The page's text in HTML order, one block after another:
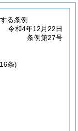
る条例
令和4年12月22日
条例第27号
条)